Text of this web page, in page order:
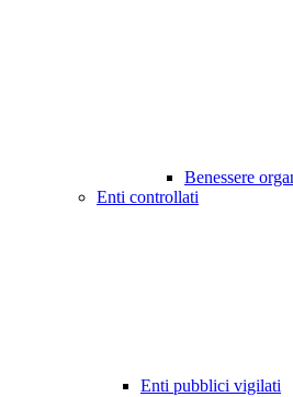
Benessere
Enti controllati
Enti pubblici vigilati